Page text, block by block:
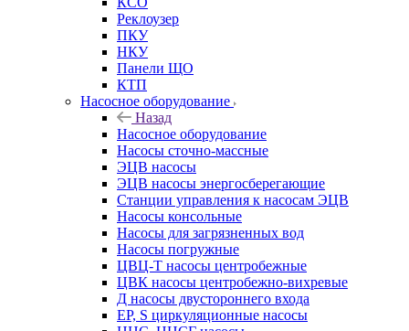
Реклоузер
ПКУ
НКУ
Панели ЩО
КТП
Насосное оборудование
Назад
Насосное оборудование
Насосы сточно-массные
ЭЦВ насосы
ЭЦВ насосы энергосберегающие
Станции управления к насосам ЭЦВ
Насосы консольные
Насосы для загрязненных вод
Насосы погружные
ЦВЦ-Т насосы центробежные
ЦВК насосы центробежно-вихревые
Д насосы двустороннего входа
EP, S циркуляционные насосы